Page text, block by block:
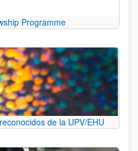
Programme
de la UPV/EHU